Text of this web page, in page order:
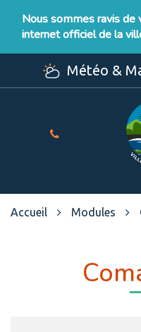
Nous sommes ravis de
internet officiel de la
Météo &
Accueil Modules